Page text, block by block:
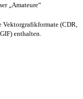
„Amateure“
(CDR,
enthalten.